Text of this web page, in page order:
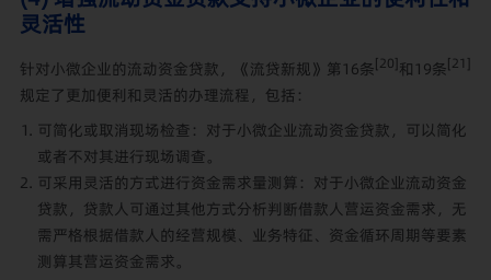
灵活性
针对小微企业的流动资金贷款，《流贷新规》第16条[20]和19条[21]
规定了更加便利和灵活的办理流程，包括：
可简化或取消现场检查：对于小微企业流动资金贷款，可以简化
或者不对其进行现场调查。
可采用灵活的方式进行资金需求量测算：对于小微企业流动资金
贷款，贷款人可通过其他方式分析判断借款人营运资金需求，无
需严格根据借款人的经营规模、业务特征、资金循环周期等要素
测算其营运资金需求。